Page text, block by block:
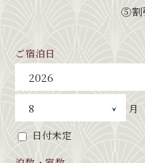
⑤割
ご宿泊日
月
日付未定